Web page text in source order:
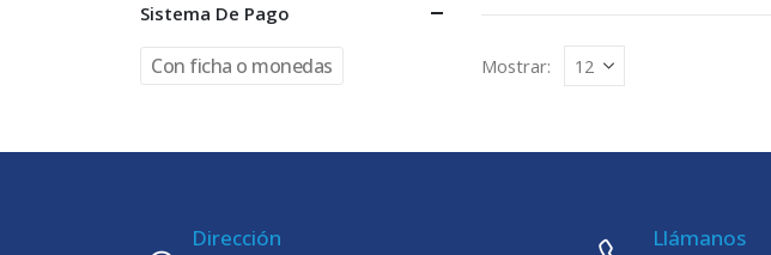
Mostrar:
Sistema De Pago
Con ficha o monedas
Dirección Llámanos